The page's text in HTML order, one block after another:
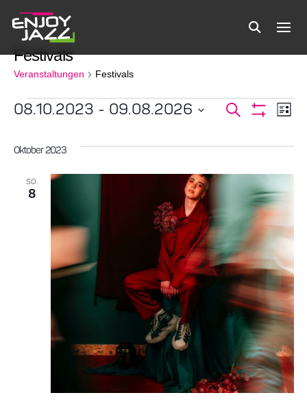
Festivals
Veranstaltungen Festivals
Veranstaltungen
Suche
und
Suche
Liste
08.10.2023 - 09.08.2026
wählen.
Oktober 2023
SO.
8